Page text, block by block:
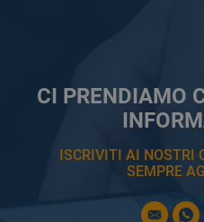
CI PRENDIAMO
ISCRIVITI AI NOSTRI
SEMPRE